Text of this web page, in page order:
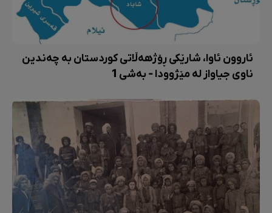
ئاروون ئاوا، شارێکی ڕۆژهەڵاتی کوردستان بە چەندین
ناوی جیاواز لە مێژوودا - بەشی 1